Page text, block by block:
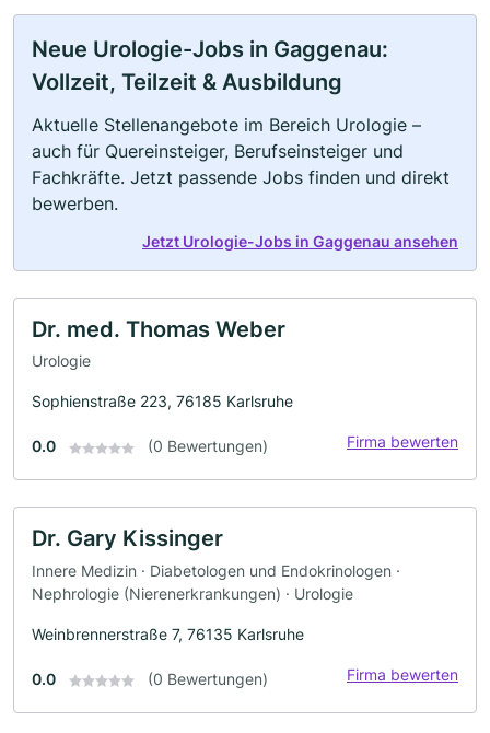
Neue Urologie-Jobs in Gaggenau:
Vollzeit, Teilzeit & Ausbildung
Aktuelle Stellenangebote im Bereich Urologie –
auch für Quereinsteiger, Berufseinsteiger und
Fachkräfte. Jetzt passende Jobs finden und direkt
bewerben.
Jetzt Urologie-Jobs in Gaggenau ansehen
Dr. med. Thomas Weber
Urologie
Sophienstraße 223, 76185 Karlsruhe
0.0 (0 Bewertungen) Firma bewerten
Dr. Gary Kissinger
Innere Medizin · Diabetologen und Endokrinologen ·
Nephrologie (Nierenerkrankungen) · Urologie
Weinbrennerstraße 7, 76135 Karlsruhe
0.0 (0 Bewertungen) Firma bewerten